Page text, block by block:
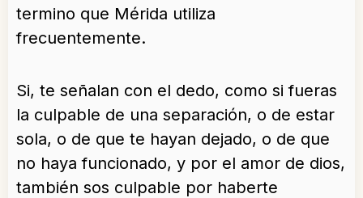
termino que Mérida utiliza
frecuentemente.
Si, te señalan con el dedo, como si fueras
la culpable de una separación, o de estar
sola, o de que te hayan dejado, o de que
no haya funcionado, y por el amor de dios,
también sos culpable por haberte